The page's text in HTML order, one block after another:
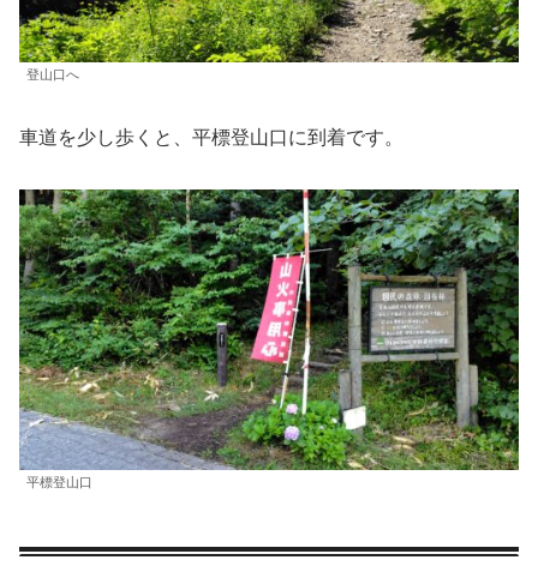
登山口へ
車道を少し歩くと、平標登山口に到着です。
平標登山口